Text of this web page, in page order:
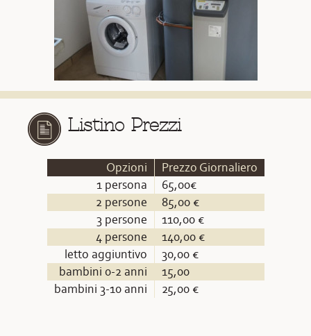
Listino Prezzi
Opzioni
Prezzo Giornaliero
1 persona
65,00€
2 persone
85,00 €
3 persone
110,00 €
4 persone
140,00 €
letto aggiuntivo
30,00 €
bambini 0-2 anni
15,00
bambini 3-10 anni
25,00 €